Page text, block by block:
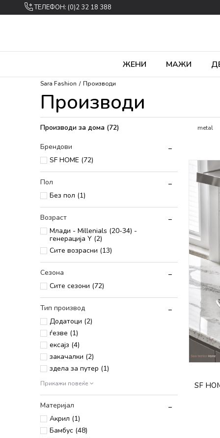
ТЕЛЕФОН: (0)2 32 18 388
ЖЕНИ МАЖИ
Sara Fashion Производи
Производи
Производи за дома (72)
Брендови
SF HOME (72)
Пол
Без пол (1)
Возраст
Млади - Millenials (20-34) -
генерација Y (2)
Сите возрасни (13)
Сезона
Сите сезони (72)
Тип производ
Додатоци (2)
ѓезве (1)
ексајз (4)
закачалки (2)
здела за путер (1)
Прикажи повеќе
Материјал
Акрил (1)
Бамбус (48)
metal
SF